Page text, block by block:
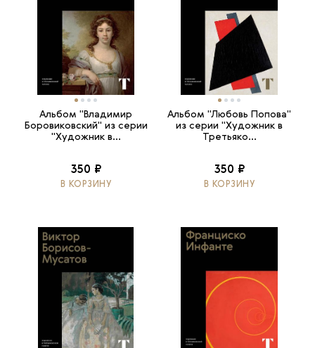
Альбом "Владимир
Боровиковский" из серии
"Художник в...
350 ₽
В КОРЗИНУ
Альбом "Любовь Попова"
из серии "Художник в
Третьяко...
350 ₽
В КОРЗИНУ